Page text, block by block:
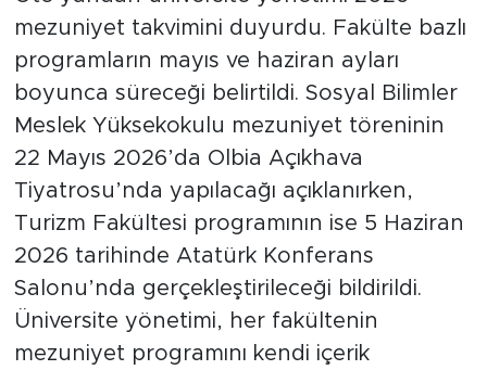
mezuniyet takvimini duyurdu. Fakülte bazlı
programların mayıs ve haziran ayları
boyunca süreceği belirtildi. Sosyal Bilimler
Meslek Yüksekokulu mezuniyet töreninin
22 Mayıs 2026’da Olbia Açıkhava
Tiyatrosu’nda yapılacağı açıklanırken,
Turizm Fakültesi programının ise 5 Haziran
2026 tarihinde Atatürk Konferans
Salonu’nda gerçekleştirileceği bildirildi.
Üniversite yönetimi, her fakültenin
mezuniyet programını kendi içerik